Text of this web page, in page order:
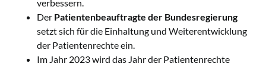
verbessern.
Der Patientenbeauftragte der Bundesregierung
setzt sich für die Einhaltung und Weiterentwicklung
der Patientenrechte ein.
Im Jahr 2023 wird das Jahr der Patientenrechte